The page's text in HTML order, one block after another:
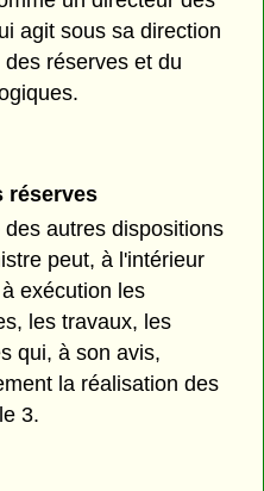
agit sous sa direction
réserves et du
réserves
autres dispositions
peut, à l'intérieur
exécution les
les travaux, les
qui, à son avis,
la réalisation des
3.